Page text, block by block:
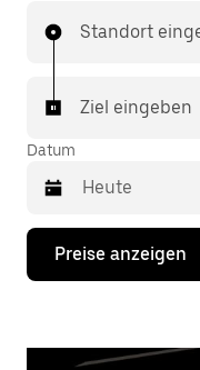
Standort
Ziel eingeben
Datum
Drücke
Nach-
Preise anzeigen